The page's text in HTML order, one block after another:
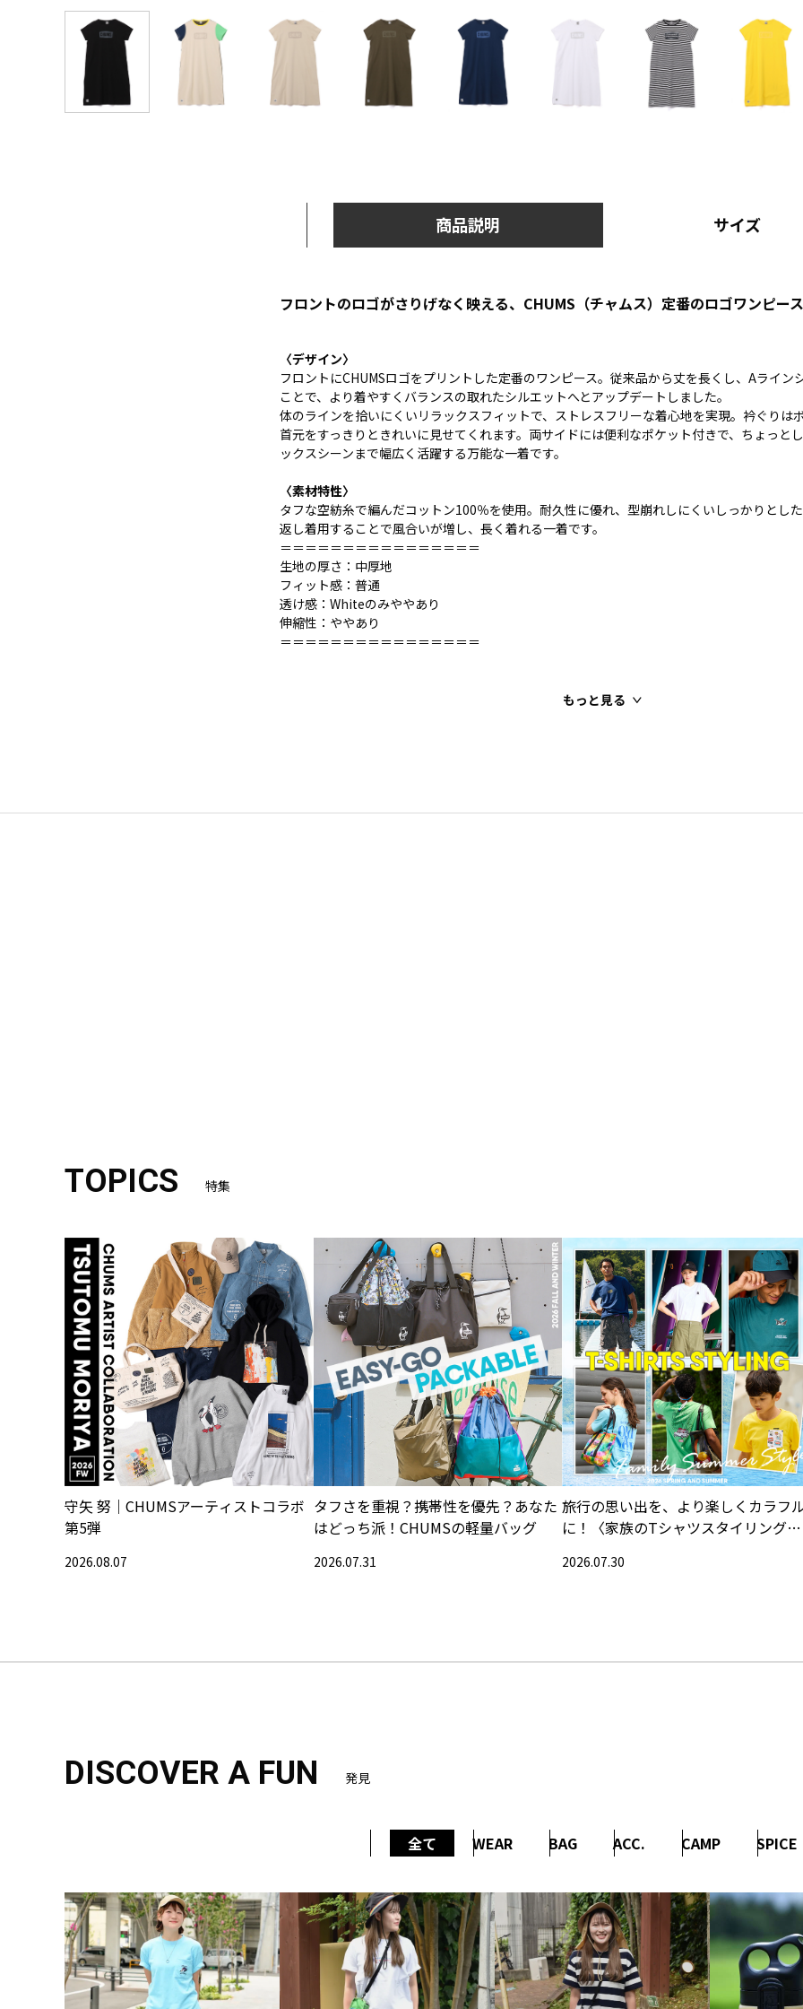
商品説明 サイズ
フロントのロゴがさりげなく映える、CHUMS（チャムス）定番のロゴワンピース
〈デザイン〉
フロントにCHUMSロゴをプリントした定番のワンピース。従来品から丈を長くし、Aライン
ことで、より着やすくバランスの取れたシルエットへとアップデートしました。
体のラインを拾いにくいリラックスフィットで、ストレスフリーな着心地を実現。衿ぐりは
首元をすっきりときれいに見せてくれます。両サイドには便利なポケット付きで、ちょっと
ックスシーンまで幅広く活躍する万能な一着です。
〈素材特性〉
タフな空紡糸で編んだコットン100％を使用。耐久性に優れ、型崩れしにくいしっかりとし
返し着用することで風合いが増し、長く着れる一着です。
＝＝＝＝＝＝＝＝＝＝＝＝＝＝＝＝
生地の厚さ：中厚地
フィット感：普通
透け感：Whiteのみややあり
伸縮性：ややあり
＝＝＝＝＝＝＝＝＝＝＝＝＝＝＝＝
もっと見る
TOPICS 特集
守矢 努｜CHUMSアーティストコラボ
第5弾
2026.08.07
タフさを重視？携帯性を優先？あなた
はどっち派！CHUMSの軽量バッグ
2026.07.31
旅行の思い出を、より楽しくカラフ
に！〈家族のTシャツスタイリング特
2026.07.30
DISCOVER A FUN 発見
全て WEAR BAG ACC. CAMP SPICE